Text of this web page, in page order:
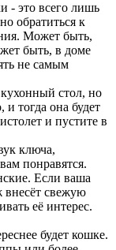
- это всего лишь
обратиться к
Может быть,
быть, в доме
не самым
стол, но
и тогда она будет
и пустите в
ключа,
понравятся.
Если ваша
внесёт свежую
её интерес.
будет кошке.